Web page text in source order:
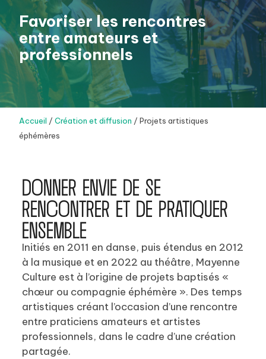
Favoriser les rencontres
entre amateurs et
professionnels
Accueil /Création et diffusion /Projets artistiques
éphémères
DONNER ENVIE DE SE
RENCONTRER ET DE PRATIQUER
ENSEMBLE
Initiés en 2011 en danse, puis étendus en 2012
à la musique et en 2022 au théâtre, Mayenne
Culture est à l’origine de projets baptisés «
chœur ou compagnie éphémère ». Des temps
artistiques créant l’occasion d’une rencontre
entre praticiens amateurs et artistes
professionnels, dans le cadre d’une création
partagée.